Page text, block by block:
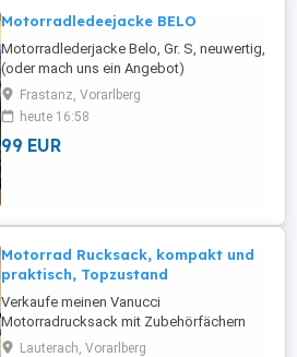
Motorradledeejacke BELO
Motorradlederjacke Belo, Gr. S, neuwertig,
(oder mach uns ein Angebot)
Frastanz, Vorarlberg
heute 16:58
99 EUR
Motorrad Rucksack, kompakt und
praktisch, Topzustand
Verkaufe meinen Vanucci
Motorradrucksack mit Zubehörfächern
und mit Dehnfalte.
Lauterach, Vorarlberg